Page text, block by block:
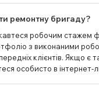
ремонтну бригаду?
робочим стажем
з виконаними
клієнтів. Якщо є
особисто в інтернет-